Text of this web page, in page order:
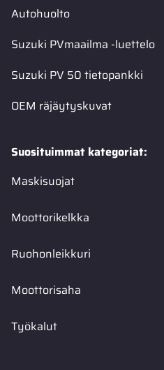
Autohuolto
Suzuki PVmaailma -luettelo
Suzuki PV 50 tietopankki
OEM räjäytyskuvat
Suosituimmat kategoriat:
Maskisuojat
Moottorikelkka
Ruohonleikkuri
Moottorisaha
Työkalut